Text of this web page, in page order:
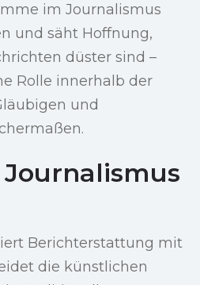
im Journalismus
und säht Hoffnung,
düster sind –
Rolle innerhalb der
und
Berichterstattung mit
die künstlichen